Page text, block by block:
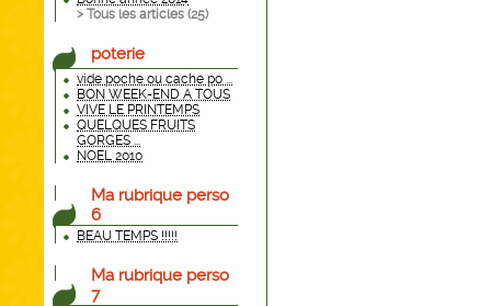
> Tous les articles (25)
poterie
vide poche ou cache po ...
BON WEEK-END A TOUS
VIVE LE PRINTEMPS
QUELQUES FRUITS
GORGES ...
NOEL 2010
Ma rubrique perso
6
BEAU TEMPS !!!!!
Ma rubrique perso
7